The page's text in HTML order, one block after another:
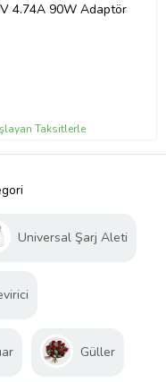
4.74A 90W Adaptör
Taksitlerle
Universal Şarj Aleti
Güller